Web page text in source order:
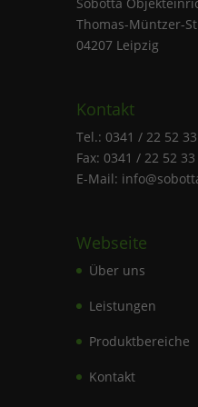
Thomas-Müntzer-
04207 Leipzig
Kontakt
Tel.: 0341 / 22 52
Fax: 0341 / 22 52
E-Mail:
Webseite
Über uns
Leistungen
Produktbereiche
Kontakt